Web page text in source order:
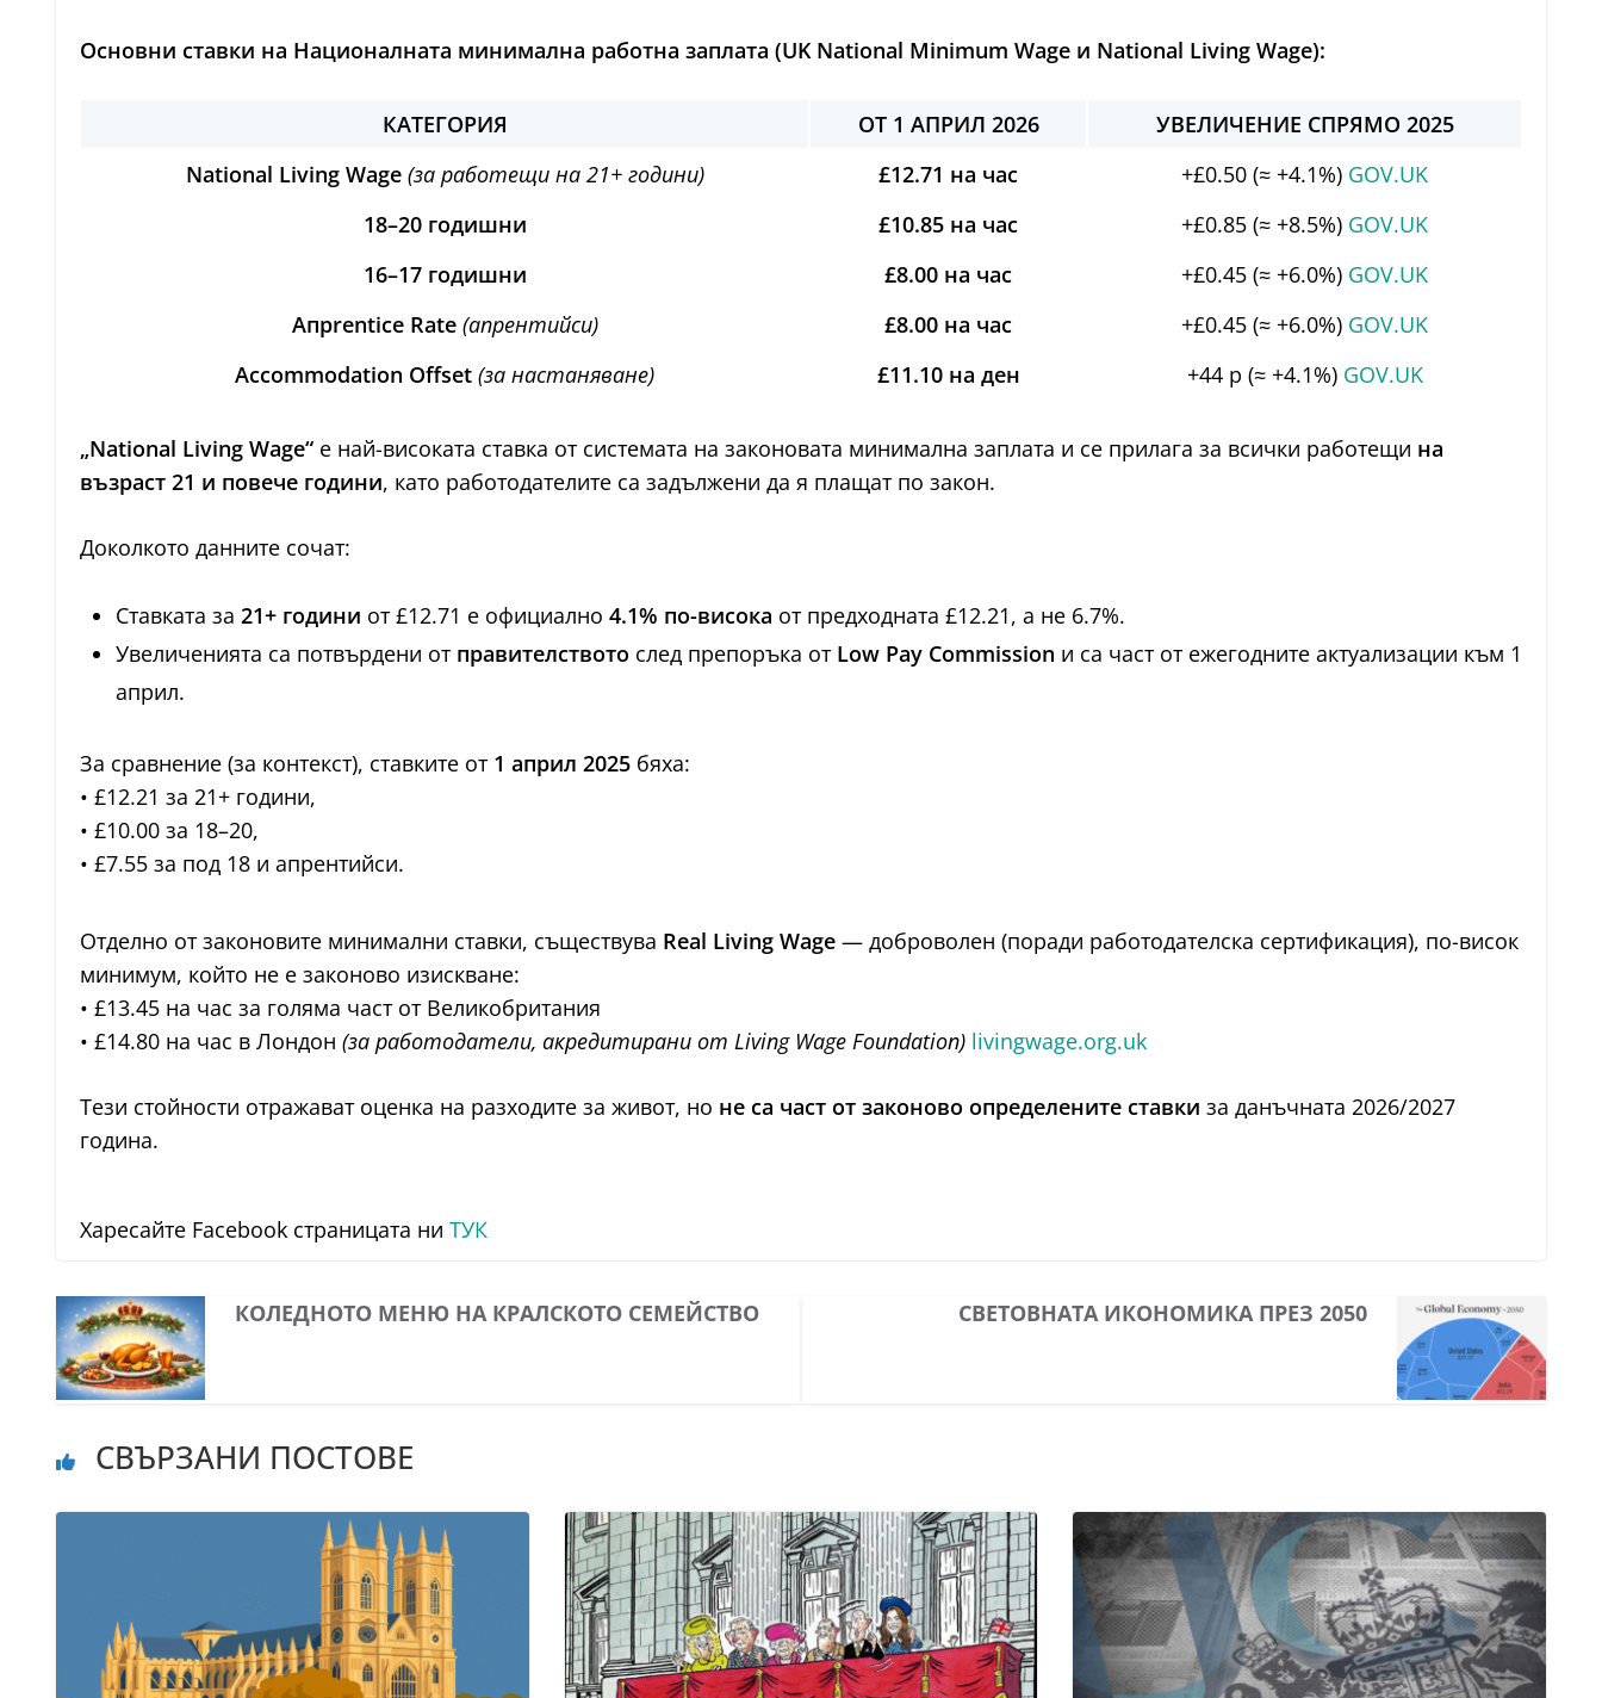
Основни ставки на Националната минимална работна заплата (UK National Minimum Wage и National Living Wage):
КАТЕГОРИЯ ОТ 1 АПРИЛ 2026
УВЕЛИЧЕНИЕ СПРЯМО 2025
National Living Wage (за работещи на 21+ години) £12.71 на час +£0.50 (≈ +4.1%) GOV.UK
18–20 годишни
£10.85 на час +£0.85 (≈ +8.5%) GOV.UK
16–17 годишни
£8.00 на час +£0.45 (≈ +6.0%) GOV.UK
Апprentice Rate (апрентийси) £8.00 на час +£0.45 (≈ +6.0%) GOV.UK
Accommodation Offset (за настаняване) £11.10 на ден +44 p (≈ +4.1%) GOV.UK
„National Living Wage“ е най-високата ставка от системата на законовата минимална заплата и се прилага за всички работещи на
възраст 21 и повече години, като работодателите са задължени да я плащат по закон.
Доколкото данните сочат:
Ставката за 21+ години от £12.71 е официално 4.1% по-висока от предходната £12.21, а не 6.7%.
Увеличенията са потвърдени от правителството след препоръка от Low Pay Commission и са част от ежегодните актуализации към 1
април.
За сравнение (за контекст), ставките от 1 април 2025 бяха:
• £12.21 за 21+ години,
• £10.00 за 18–20,
• £7.55 за под 18 и апрентийси.
Отделно от законовите минимални ставки, съществува Real Living Wage — доброволен (поради работодателска сертификация), по-висок
минимум, който не е законово изискване:
• £13.45 на час за голяма част от Великобритания
• £14.80 на час в Лондон (за работодатели, акредитирани от Living Wage Foundation) livingwage.org.uk
Тези стойности отражават оценка на разходите за живот, но не са част от законово определените ставки за данъчната 2026/2027
година.
Харесайте Facebook страницата ни ТУК
КОЛЕДНОТО МЕНЮ НА КРАЛСКОТО СЕМЕЙСТВО СВЕТОВНАТА ИКОНОМИКА ПРЕЗ 2050
СВЪРЗАНИ ПОСТОВЕ